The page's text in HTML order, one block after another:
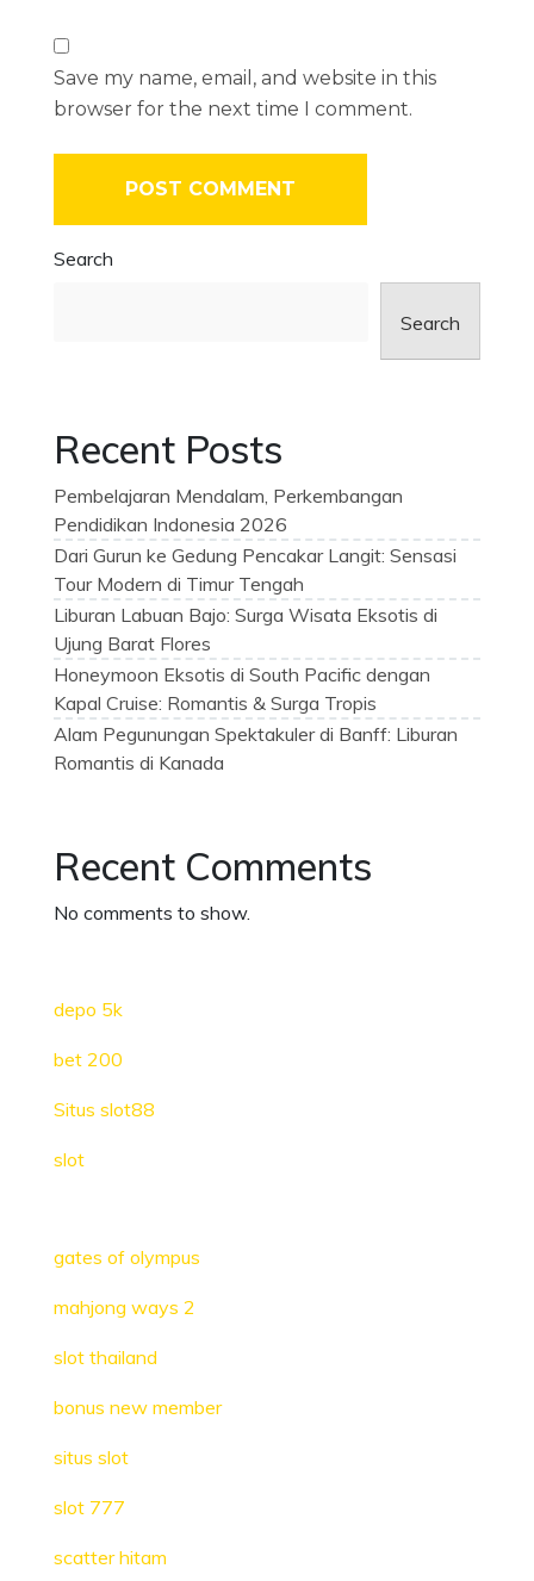
Save my name, email, and website in this
browser for the next time I comment.
Search
Search
Recent Posts
Pembelajaran Mendalam, Perkembangan
Pendidikan Indonesia 2026
Dari Gurun ke Gedung Pencakar Langit: Sensasi
Tour Modern di Timur Tengah
Liburan Labuan Bajo: Surga Wisata Eksotis di
Ujung Barat Flores
Honeymoon Eksotis di South Pacific dengan
Kapal Cruise: Romantis & Surga Tropis
Alam Pegunungan Spektakuler di Banff: Liburan
Romantis di Kanada
Recent Comments
No comments to show.
depo 5k
bet 200
Situs slot88
slot
gates of olympus
mahjong ways 2
slot thailand
bonus new member
situs slot
slot 777
scatter hitam